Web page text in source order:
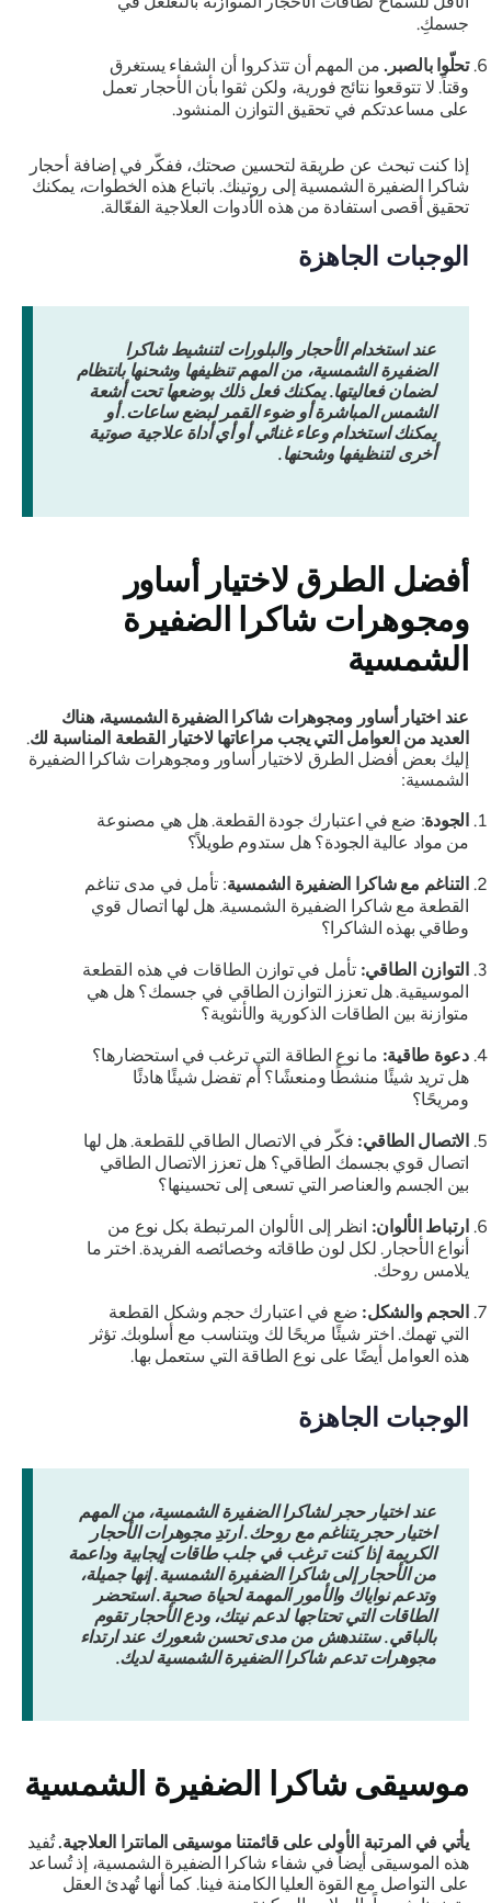
جسمكِ.
تحلّوا بالصبر.من المهم أن تتذكروا أن الشفاء يستغرق
وقتاً. لا تتوقعوا نتائج فورية، ولكن ثقوا بأن الأحجار تعمل
على مساعدتكم في تحقيق التوازن المنشود.
إذا كنت تبحث عن طريقة لتحسين صحتك، ففكّر في إضافة أحجار
شاكرا الضفيرة الشمسية إلى روتينك. باتباع هذه الخطوات، يمكنك
تحقيق أقصى استفادة من هذه الأدوات العلاجية الفعّالة.
الوجبات الجاهزة
عند استخدام الأحجار والبلورات لتنشيط شاكرا
الضفيرة الشمسية، من المهم تنظيفها وشحنها بانتظام
لضمان فعاليتها. يمكنك فعل ذلك بوضعها تحت أشعة
الشمس المباشرة أو ضوء القمر لبضع ساعات. أو
يمكنك استخدام وعاء غنائي أو أي أداة علاجية صوتية
أخرى لتنظيفها وشحنها.
أفضل الطرق لاختيار أساور
ومجوهرات شاكرا الضفيرة
الشمسية
عند اختيار أساور ومجوهرات شاكرا الضفيرة الشمسية، هناك
العديد من العوامل التي يجب مراعاتها لاختيار القطعة المناسبة لك.
إليك بعض أفضل الطرق لاختيار أساور ومجوهرات شاكرا الضفيرة
الشمسية:
الجودة: ضع في اعتبارك جودة القطعة. هل هي مصنوعة
من مواد عالية الجودة؟ هل ستدوم طويلاً؟
التناغم مع شاكرا الضفيرة الشمسية: تأمل في مدى تناغم
القطعة مع شاكرا الضفيرة الشمسية. هل لها اتصال قوي
وطاقي بهذه الشاكرا؟
التوازن الطاقي: تأمل في توازن الطاقات في هذه القطعة
الموسيقية. هل تعزز التوازن الطاقي في جسمك؟ هل هي
متوازنة بين الطاقات الذكورية والأنثوية؟
دعوة طاقية:ما نوع الطاقة التي ترغب في استحضارها؟
هل تريد شيئًا منشطًا ومنعشًا؟ أم تفضل شيئًا هادئًا
ومريحًا؟
الاتصال الطاقي: فكّر في الاتصال الطاقي للقطعة. هل لها
اتصال قوي بجسمك الطاقي؟ هل تعزز الاتصال الطاقي
بين الجسم والعناصر التي تسعى إلى تحسينها؟
ارتباط الألوان:انظر إلى الألوان المرتبطة بكل نوع من
أنواع الأحجار. لكل لون طاقاته وخصائصه الفريدة. اختر ما
يلامس روحك.
الحجم والشكل:ضع في اعتبارك حجم وشكل القطعة
التي تهمك. اختر شيئًا مريحًا لك ويتناسب مع أسلوبك. تؤثر
هذه العوامل أيضًا على نوع الطاقة التي ستعمل بها.
الوجبات الجاهزة
عند اختيار حجر لشاكرا الضفيرة الشمسية، من المهم
اختيار حجر يتناغم مع روحك. ارتدِ مجوهرات الأحجار
الكريمة إذا كنت ترغب في جلب طاقات إيجابية وداعمة
من الأحجار إلى شاكرا الضفيرة الشمسية. إنها جميلة،
وتدعم نواياك والأمور المهمة لحياة صحية. استحضر
الطاقات التي تحتاجها لدعم نيتك، ودع الأحجار تقوم
بالباقي. ستندهش من مدى تحسن شعورك عند ارتداء
مجوهرات تدعم شاكرا الضفيرة الشمسية لديك.
موسيقى شاكرا الضفيرة الشمسية
يأتي في المرتبة الأولى على قائمتنا موسيقى المانترا العلاجية.تُفيد
هذه الموسيقى أيضاً في شفاء شاكرا الضفيرة الشمسية، إذ تُساعد
على التواصل مع القوة العليا الكامنة فينا. كما أنها تُهدئ العقل